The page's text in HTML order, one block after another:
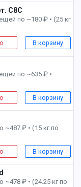
C8C
по ~180 ₽ • (25 кг
В корзину
по ~635 ₽ •
В корзину
₽ • (15 кг по
В корзину
₽ • (24.25 кг по